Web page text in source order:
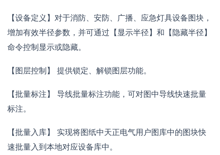
【设备定义】对于消防、安防、广播、应急灯具设备图块，
增加有效半径参数，并可通过【显示半径】和【隐藏半径】
命令控制显示或隐藏。
【图层控制】 提供锁定、解锁图层功能。
【批量标注】 导线批量标注功能，可对图中导线快速批量
标注。
【批量入库】 实现将图纸中天正电气用户图库中的图块快
速批量入到本地对应设备库中。